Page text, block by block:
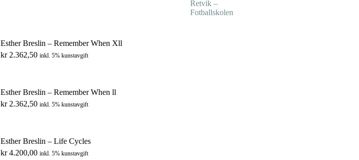
Esther Breslin – Remember When Xll
kr2.362,50 inkl. 5% kunstavgift
Esther Breslin – Remember When ll
kr2.362,50 inkl. 5% kunstavgift
Esther Breslin – Life Cycles
kr4.200,00 inkl. 5% kunstavgift